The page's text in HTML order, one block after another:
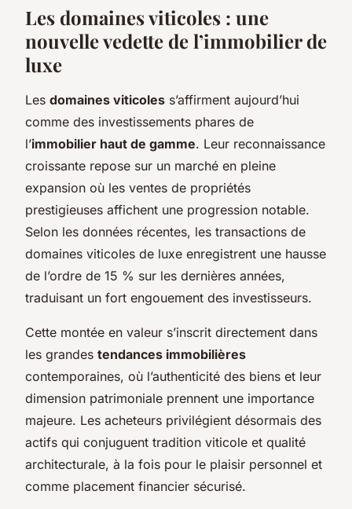
Les domaines viticoles : une
nouvelle vedette de l’immobilier de
luxe
Les domaines viticoles s’affirment aujourd’hui
comme des investissements phares de
l’immobilier haut de gamme. Leur reconnaissance
croissante repose sur un marché en pleine
expansion où les ventes de propriétés
prestigieuses affichent une progression notable.
Selon les données récentes, les transactions de
domaines viticoles de luxe enregistrent une hausse
de l’ordre de 15 % sur les dernières années,
traduisant un fort engouement des investisseurs.
Cette montée en valeur s’inscrit directement dans
les grandes tendances immobilières
contemporaines, où l’authenticité des biens et leur
dimension patrimoniale prennent une importance
majeure. Les acheteurs privilégient désormais des
actifs qui conjuguent tradition viticole et qualité
architecturale, à la fois pour le plaisir personnel et
comme placement financier sécurisé.